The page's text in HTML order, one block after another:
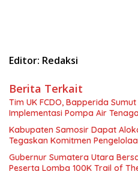
Editor: Redaksi
Berita Terkait
Tim UK FCDO, Bapperida
Implementasi Pompa Air
Kabupaten Samosir Dapat
Tegaskan Komitmen
Gubernur Sumatera Utara
Peserta Lomba 100K Trail of